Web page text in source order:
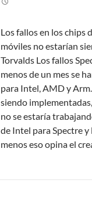
Los fallos en los chips
móviles no estarían
Torvalds Los fallos
menos de un mes se
para Intel, AMD y
siendo
no se estaría
de Intel para Spectre
menos eso opina el